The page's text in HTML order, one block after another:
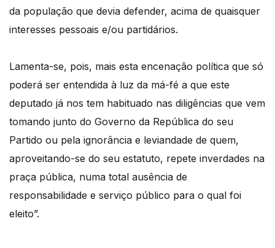
da população que devia defender, acima de quaisquer
interesses pessoais e/ou partidários.
Lamenta-se, pois, mais esta encenação política que só
poderá ser entendida à luz da má-fé a que este
deputado já nos tem habituado nas diligências que vem
tomando junto do Governo da República do seu
Partido ou pela ignorância e leviandade de quem,
aproveitando-se do seu estatuto, repete inverdades na
praça pública, numa total ausência de
responsabilidade e serviço público para o qual foi
eleito”.